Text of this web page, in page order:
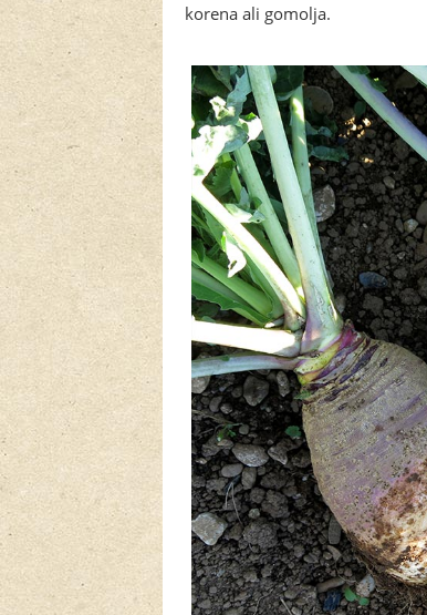
korena ali gomolja.